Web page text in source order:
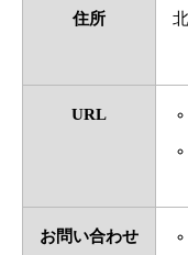
住所
URL
お問い合わせ